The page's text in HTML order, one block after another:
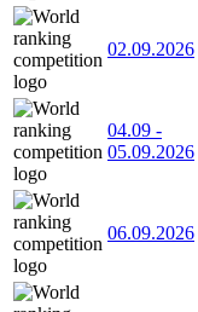
02.09.2026
04.09 -
05.09.2026
06.09.2026